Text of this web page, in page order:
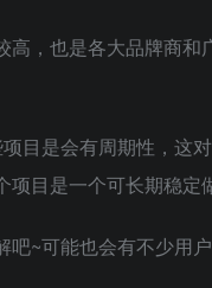
，也是各大品牌商和
目是会有周期性，这
目是一个可长期稳定
~可能也会有不少用